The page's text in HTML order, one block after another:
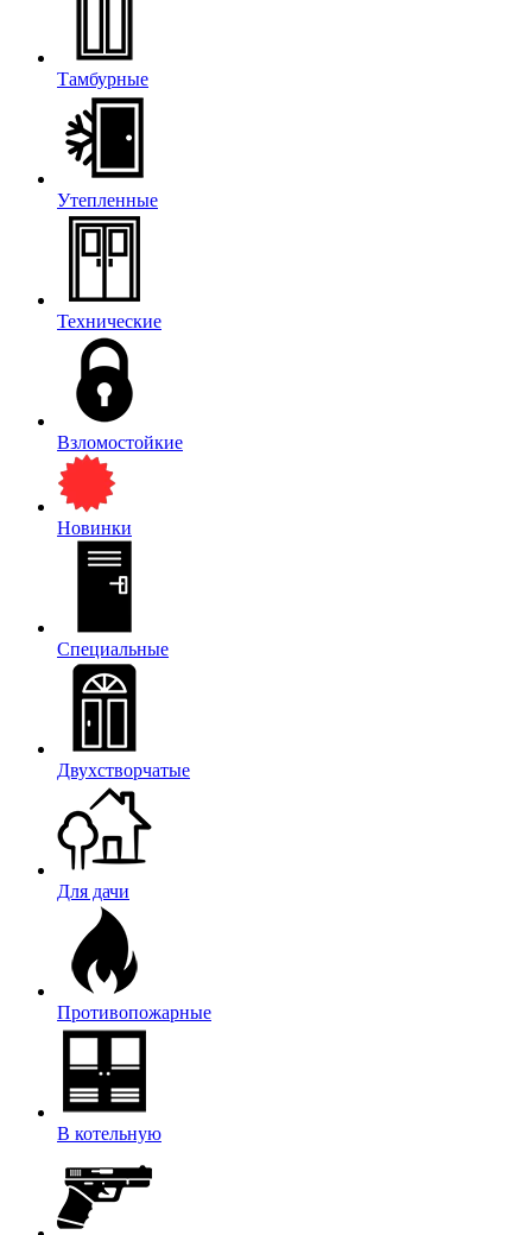
Тамбурные
Утепленные
Технические
Взломостойкие
Новинки
Специальные
Двухстворчатые
Для дачи
Противопожарные
В котельную